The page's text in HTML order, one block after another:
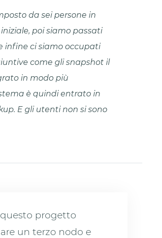
da sei persone in
poi siamo passati
infine ci siamo occupati
come gli snapshot il
in modo più
è quindi entrato in
E gli utenti non si sono
questo progetto
un terzo nodo e